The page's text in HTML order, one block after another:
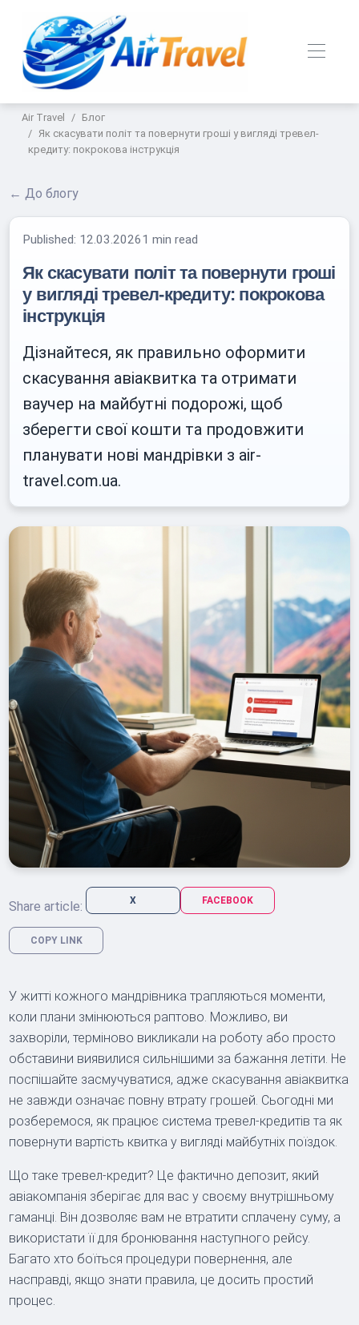
Air Travel
Блог
Як скасувати політ та повернути гроші у вигляді тревел-
кредиту: покрокова інструкція
← До блогу
Published: 12.03.20261 min read
Як скасувати політ та повернути гроші
у вигляді тревел-кредиту: покрокова
інструкція
Дізнайтеся, як правильно оформити
скасування авіаквитка та отримати
ваучер на майбутні подорожі, щоб
зберегти свої кошти та продовжити
планувати нові мандрівки з air-
travel.com.ua.
Share article: X FACEBOOK
COPY LINK
У житті кожного мандрівника трапляються моменти,
коли плани змінюються раптово. Можливо, ви
захворіли, терміново викликали на роботу або просто
обставини виявилися сильнішими за бажання летіти. Не
поспішайте засмучуватися, адже скасування авіаквитка
не завжди означає повну втрату грошей. Сьогодні ми
розберемося, як працює система тревел-кредитів та як
повернути вартість квитка у вигляді майбутніх поїздок.
Що таке тревел-кредит? Це фактично депозит, який
авіакомпанія зберігає для вас у своєму внутрішньому
гаманці. Він дозволяє вам не втратити сплачену суму, а
використати її для бронювання наступного рейсу.
Багато хто боїться процедури повернення, але
насправді, якщо знати правила, це досить простий
процес.